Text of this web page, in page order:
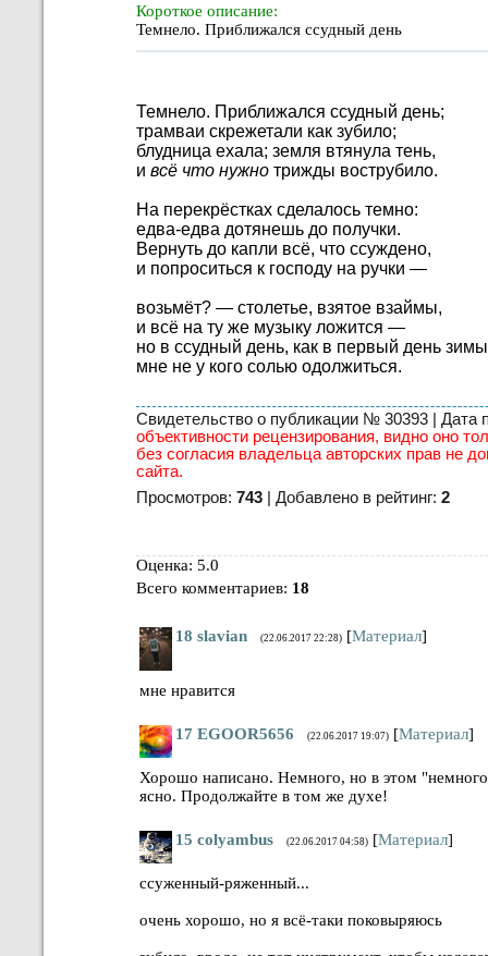
Короткое описание:
Темнело. Приближался ссудный день
Темнело. Приближался ссудный день;
трамваи скрежетали как зубило;
блудница ехала; земля втянула тень,
и всё что нужно трижды вострубило.
На перекрёстках сделалось темно:
едва-едва дотянешь до получки.
Вернуть до капли всё, что ссуждено,
и попроситься к господу на ручки —
возьмёт? — столетье, взятое взаймы,
и всё на ту же музыку ложится —
но в ссудный день, как в первый день
мне не у кого солью одолжиться.
Свидетельство о публикации № 30393 | Дата
объективности рецензирования, видно оно
без согласия владельца авторских прав не
сайта.
Просмотров: 743 | Добавлено в рейтинг: 2
Оценка: 5.0
Всего комментариев: 18
18 slavian (22.06.2017 22:28) [Материал]
мне нравится
17 EGOOR5656 (22.06.2017 19:07) [Материал]
Хорошо написано. Немного, но в этом
ясно. Продолжайте в том же духе!
15 colyambus (22.06.2017 04:58) [Материал]
ссуженный-ряженный...
очень хорошо, но я всё-таки поковыряюсь